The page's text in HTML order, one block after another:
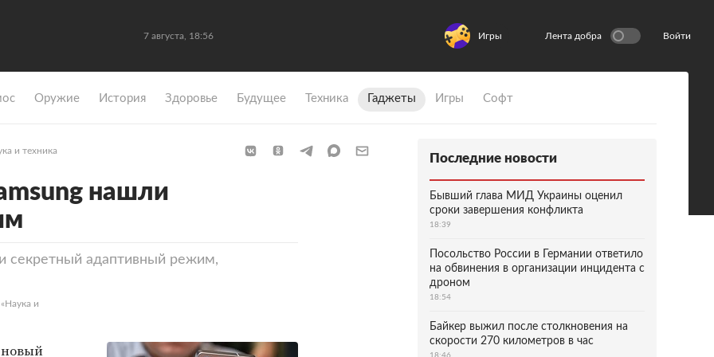
7 августа, 18:56 Игры Лента добра Войти
Оружие История Здоровье Будущее Техника Гаджеты Игры Софт
и техника
нашли
секретный адаптивный режим,
и
Последние новости
Бывший глава МИД Украины оценил
сроки завершения конфликта
18:39
Посольство России в Германии ответило
на обвинения в организации инцидента с
дроном
18:54
Байкер выжил после столкновения на
скорости 270 километров в час
18:46